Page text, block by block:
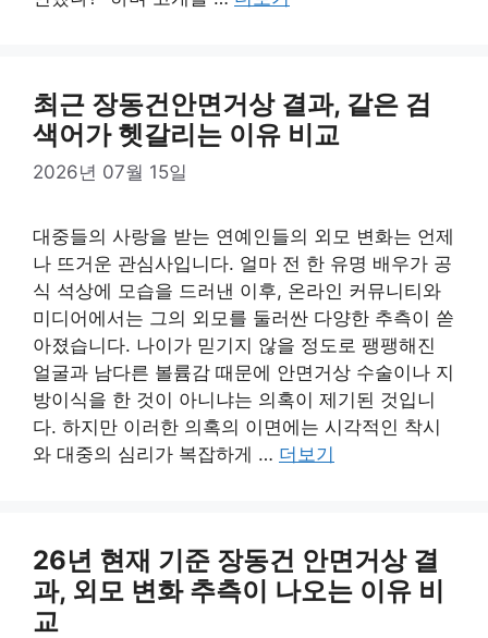
최근 장동건안면거상 결과, 같은 검
색어가 헷갈리는 이유 비교
2026년 07월 15일
대중들의 사랑을 받는 연예인들의 외모 변화는 언제
나 뜨거운 관심사입니다. 얼마 전 한 유명 배우가 공
식 석상에 모습을 드러낸 이후, 온라인 커뮤니티와
미디어에서는 그의 외모를 둘러싼 다양한 추측이 쏟
아졌습니다. 나이가 믿기지 않을 정도로 팽팽해진
얼굴과 남다른 볼륨감 때문에 안면거상 수술이나 지
방이식을 한 것이 아니냐는 의혹이 제기된 것입니
다. 하지만 이러한 의혹의 이면에는 시각적인 착시
와 대중의 심리가 복잡하게 … 더보기
26년 현재 기준 장동건 안면거상 결
과, 외모 변화 추측이 나오는 이유 비
교